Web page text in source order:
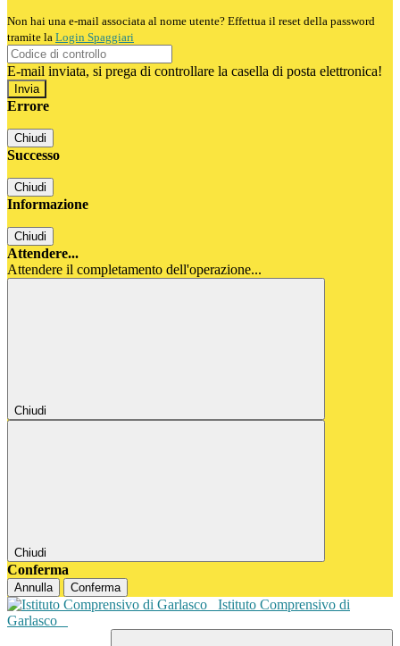
Non hai una e-mail associata al nome utente? Effettua il reset della password
tramite la Login Spaggiari
E-mail inviata, si prega di controllare la casella di posta elettronica!
Errore
Chiudi
Successo
Chiudi
Informazione
Chiudi
Attendere...
Attendere il completamento dell'operazione...
Chiudi
Chiudi
Conferma
Annulla Conferma
Istituto Comprensivo di
Garlasco